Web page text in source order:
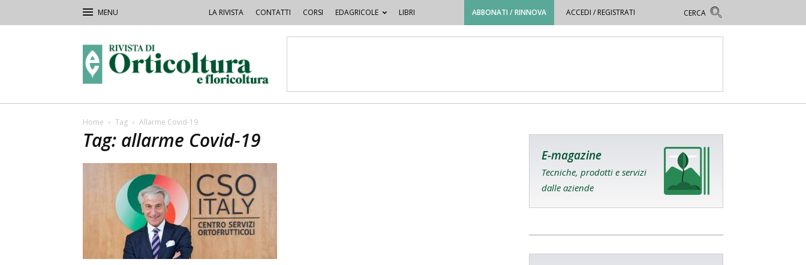
LA RIVISTA CONTATTI CORSI EDAGRICOLE LIBRI ABBONATI / RINNOVA ACCEDI / REGISTRATI
Orticoltura
Home Tag Allarme Covid-19
Tag: allarme Covid-19
E-magazine
Tecniche, prodotti e servizi
dalle aziende